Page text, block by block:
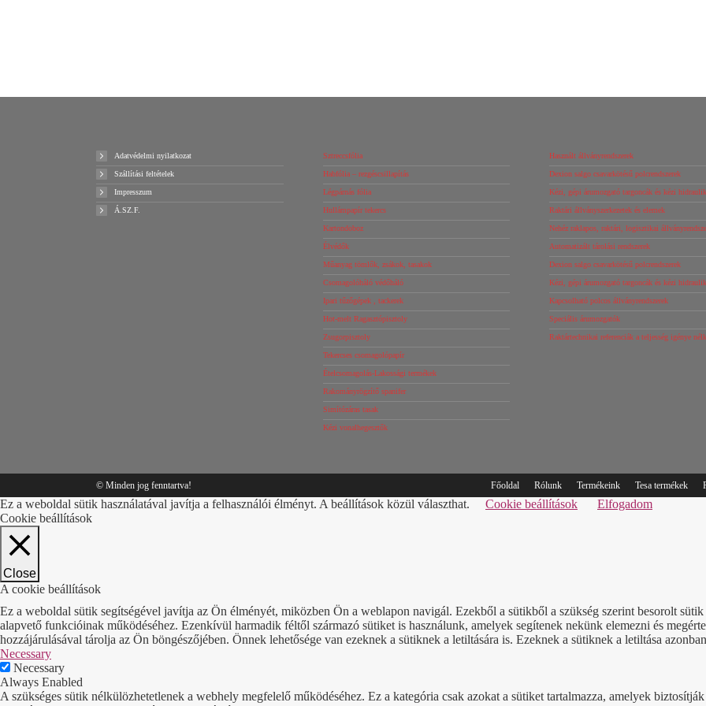
Adatvédelmi nyilatkozat
Szállítási feltételek
Impresszum
Á.SZ.F.
Sztreccsfólia
Habfólia – rezgéscsillapítás
Légpárnás fólia
Hullámpapír tekercs
Kartondoboz
Élvédők
Műanyag tömlők, zsákok, tasakok
Csomagolóháló védőháló
Ipari tűzőgépek , tackerek
Hot-melt Ragasztópisztoly
Zsugorpisztoly
Tekercses csomagolópapír
Ételcsomagolás-Lakossági termékek
Rakományrögzítő spanifer
Simítózáras tasak
Kézi vonalhegesztők
Használt állványrendszerek
Dexion salgo csavarkötésű polcrendszerek
Kézi, gépi árumozgató targoncák és kézi
Raktári állványszerkezetek és elemek
Nehéz raklapos, raktári, logisztikai
Automatizált tárolási rendszerek
Dexion salgo csavarkötésű polcrendszerek
Kézi, gépi árumozgató targoncák és kézi
Kapcsolható polcos állványrendszerek
Speciális árumozgatók
Raktártechnikai referenciák a teljesség igénye
© Minden jog fenntartva! Főoldal Rólunk Termékeink Tesa termékek
Ez a weboldal sütik használatával javítja a felhasználói élményt. A beállítások közül választhat. Cookie beállítások
Elfogadom
Cookie beállítások
Close
A cookie beállítások
Ez a weboldal sütik segítségével javítja az Ön élményét, miközben Ön a weblapon navigál. Ezekből a sütikből a szükség szerint besorolt
alapvető funkcióinak működéséhez. Ezenkívül harmadik féltől származó sütiket is használunk, amelyek segítenek nekünk elemezni és
hozzájárulásával tárolja az Ön böngészőjében. Önnek lehetősége van ezeknek a sütiknek a letiltására is. Ezeknek a sütiknek a letiltása
Necessary
Necessary
Always Enabled
A szükséges sütik nélkülözhetetlenek a webhely megfelelő működéséhez. Ez a kategória csak azokat a sütiket tartalmazza, amelyek